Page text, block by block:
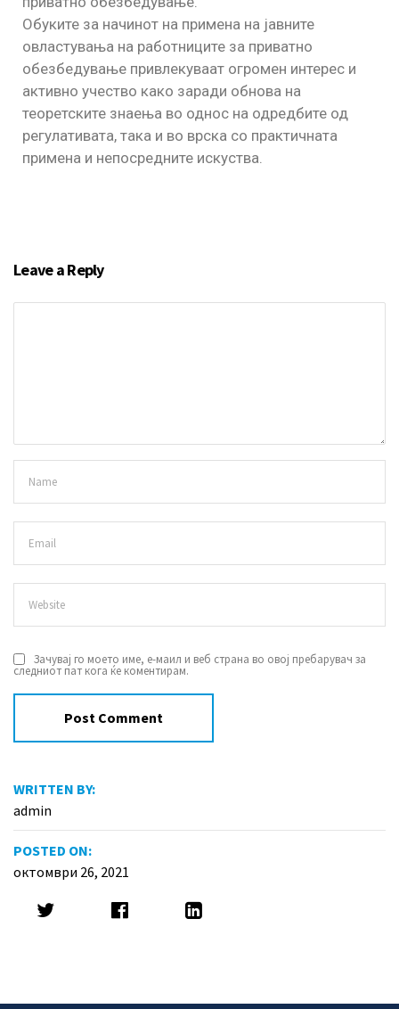
Обуките за начинот на примена на јавните
овластувања на работниците за приватно
обезбедување привлекуваат огромен интерес и
активно учество како заради обнова на
теоретските знаења во однос на одредбите од
регулативата, така и во врска со практичната
примена и непосредните искуства.
Leave a Reply
Зачувај го моето име, е-маил и веб страна во овој пребарувач за
следниот пат кога ќе коментирам.
WRITTEN BY:
admin
POSTED ON:
октомври 26, 2021